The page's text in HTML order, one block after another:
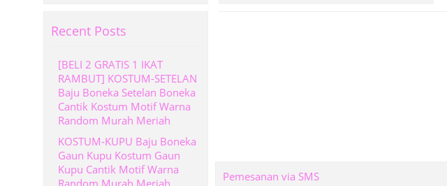
Pemesanan via SMS
Recent Posts
[BELI 2 GRATIS 1 IKAT
RAMBUT] KOSTUM-SETELAN
Baju Boneka Setelan Boneka
Cantik Kostum Motif Warna
Random Murah Meriah
KOSTUM-KUPU Baju Boneka
Gaun Kupu Kostum Gaun
Kupu Cantik Motif Warna
Random Murah Meriah